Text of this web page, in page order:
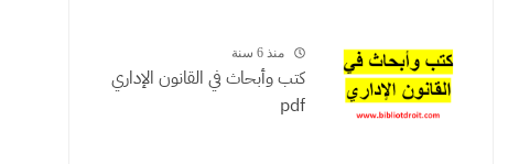
منذ 6 سنة
كتب وأبحاث في القانون الإداري
pdf